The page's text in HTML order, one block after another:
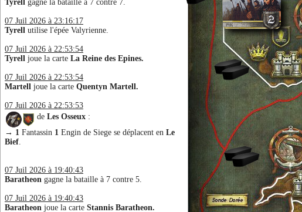
Tyrell gagne la bataille à 7 contre 7.
07 Juil 2026 à 23:16:17
Tyrell utilise l'épée Valyrienne.
07 Juil 2026 à 22:53:54
Tyrell joue la carte La Reine des Epines.
07 Juil 2026 à 22:53:54
Martell joue la carte Quentyn Martell.
07 Juil 2026 à 22:53:53
deLes Osseux :
→ 1 Fantassin 1 Engin de Siege se déplacent en Le
Bief.
07 Juil 2026 à 19:40:43
Baratheon gagne la bataille à 7 contre 5.
07 Juil 2026 à 19:40:43
Baratheon joue la carte Stannis Baratheon.